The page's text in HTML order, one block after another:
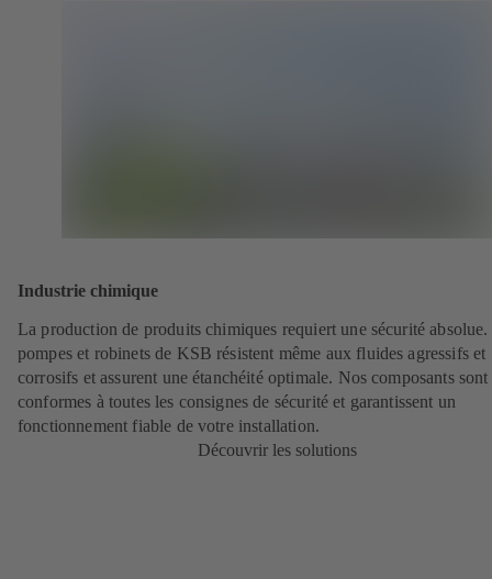
Industrie chimique
La production de produits chimiques requiert une sécurité absolue.
pompes et robinets de KSB résistent même aux fluides agressifs et
corrosifs et assurent une étanchéité optimale. Nos composants sont
conformes à toutes les consignes de sécurité et garantissent un
fonctionnement fiable de votre installation.
Découvrir les solutions